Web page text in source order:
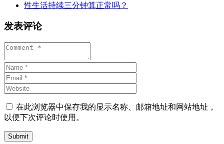
性生活持续三分钟算正常吗？
发表评论
在此浏览器中保存我的显示名称、邮箱地址和网站地址，
以便下次评论时使用。
Submit